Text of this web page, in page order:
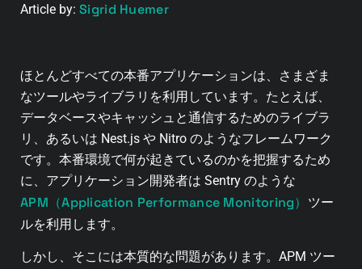
Article by: Sigrid Huemer
ほとんどすべての本番アプリケーションは、さまざま
なツールやライブラリを利用しています。たとえば、
データベースやキャッシュと通信するためのライブラ
リ、あるいは Nest.js や Nitro のようなフレームワーク
です。本番環境で何が起きているのかを把握するため
に、アプリケーション開発者は Sentry のような
APM（Application Performance Monitoring）
ツー
ルを利用します。
しかし、そこには本質的な問題があります。APM ツー